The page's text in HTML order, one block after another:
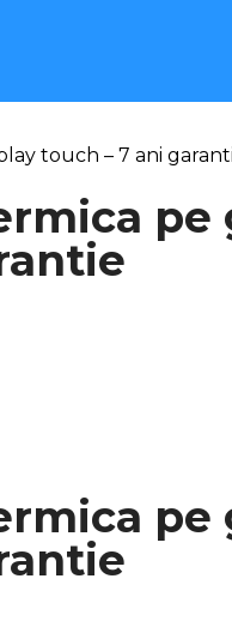
touch – 7 ani
pe
pe